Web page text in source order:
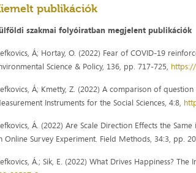
publikációk
szakmai folyóiratban megjelent publikációk
Á; Hortay, O. (2022) Fear of COVID-19
Science & Policy, 136, pp. 717-725,
Á; Kmetty, Z. (2022) A comparison of
Instruments for the Social Sciences, 4:8,
Á. (2022) Are Scale Direction Effects the
Online Survey Experiment. Field Methods, 34:3, pp.
Á.; Sik, E. (2022) What Drives Happiness? The